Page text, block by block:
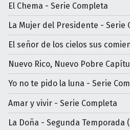
El Chema - Serie Completa
La Mujer del Presidente - Serie
El señor de los cielos sus
Nuevo Rico, Nuevo Pobre
Yo no te pido la luna - Serie
Amar y vivir - Serie Completa
La Doña - Segunda Temporada